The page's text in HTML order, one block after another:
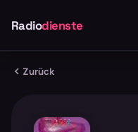
Radiodienste
Zurück